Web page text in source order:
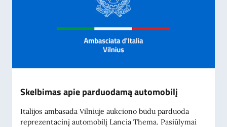
Skelbimas apie parduodamą automobilį
Italijos ambasada Vilniuje aukciono būdu parduoda
reprezentacinį automobilį Lancia Thema. Pasiūlymai